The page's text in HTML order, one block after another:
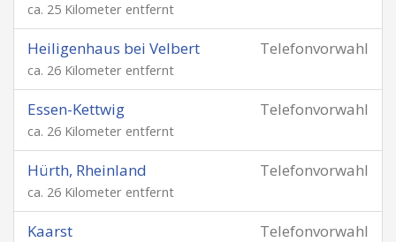
ca. 25 Kilometer entfernt
Telefonvorwahl
Heiligenhaus bei Velbert
ca. 26 Kilometer entfernt
Telefonvorwahl
Essen-Kettwig
ca. 26 Kilometer entfernt
Telefonvorwahl
Hürth, Rheinland
ca. 26 Kilometer entfernt
Telefonvorwahl
Kaarst